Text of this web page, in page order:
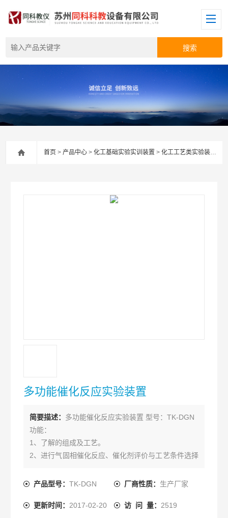
首页 >产品中心 >化工基础实验实训装置 >化工工艺类实验装置
多功能催化反应实验装置
简要描述： 多功能催化反应实验装置 型号：TK-DGN
功能：
1、了解的组成及工艺。
2、进行气固相催化反应、催化剂评价与工艺条件选择
3、进行加氢、脱氢、氧化、烃化、芳构化、氨化等有
4、了解液相釜式反应器的基本结构及工作原理。
产品型号：TK-DGN 厂商性质： 生产厂家
更新时间： 2017-02-20 访 问 量： 2519